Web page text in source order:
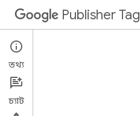
Publisher Tag
তথ্য
চ্যাট